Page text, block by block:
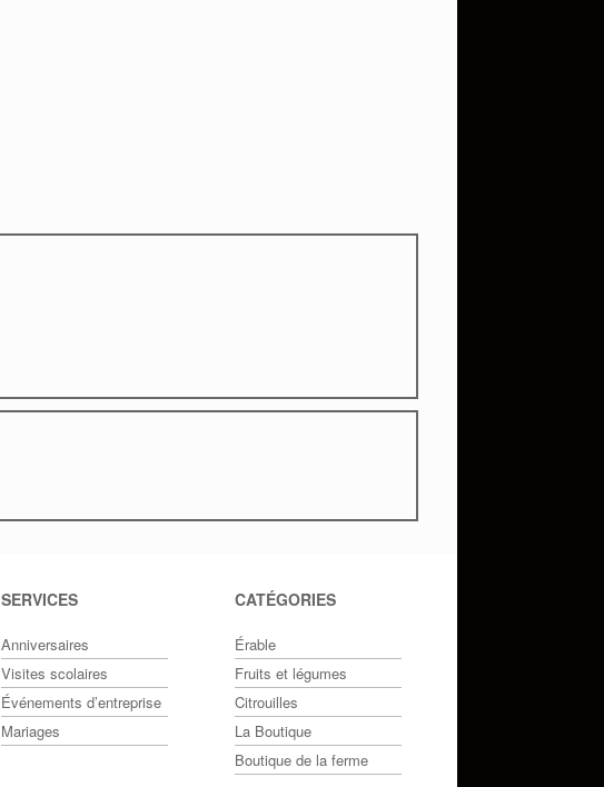
SERVICES
Anniversaires
Visites scolaires
Événements d’entreprise
Mariages
CATÉGORIES
Érable
Fruits et légumes
Citrouilles
La Boutique
Boutique de la ferme